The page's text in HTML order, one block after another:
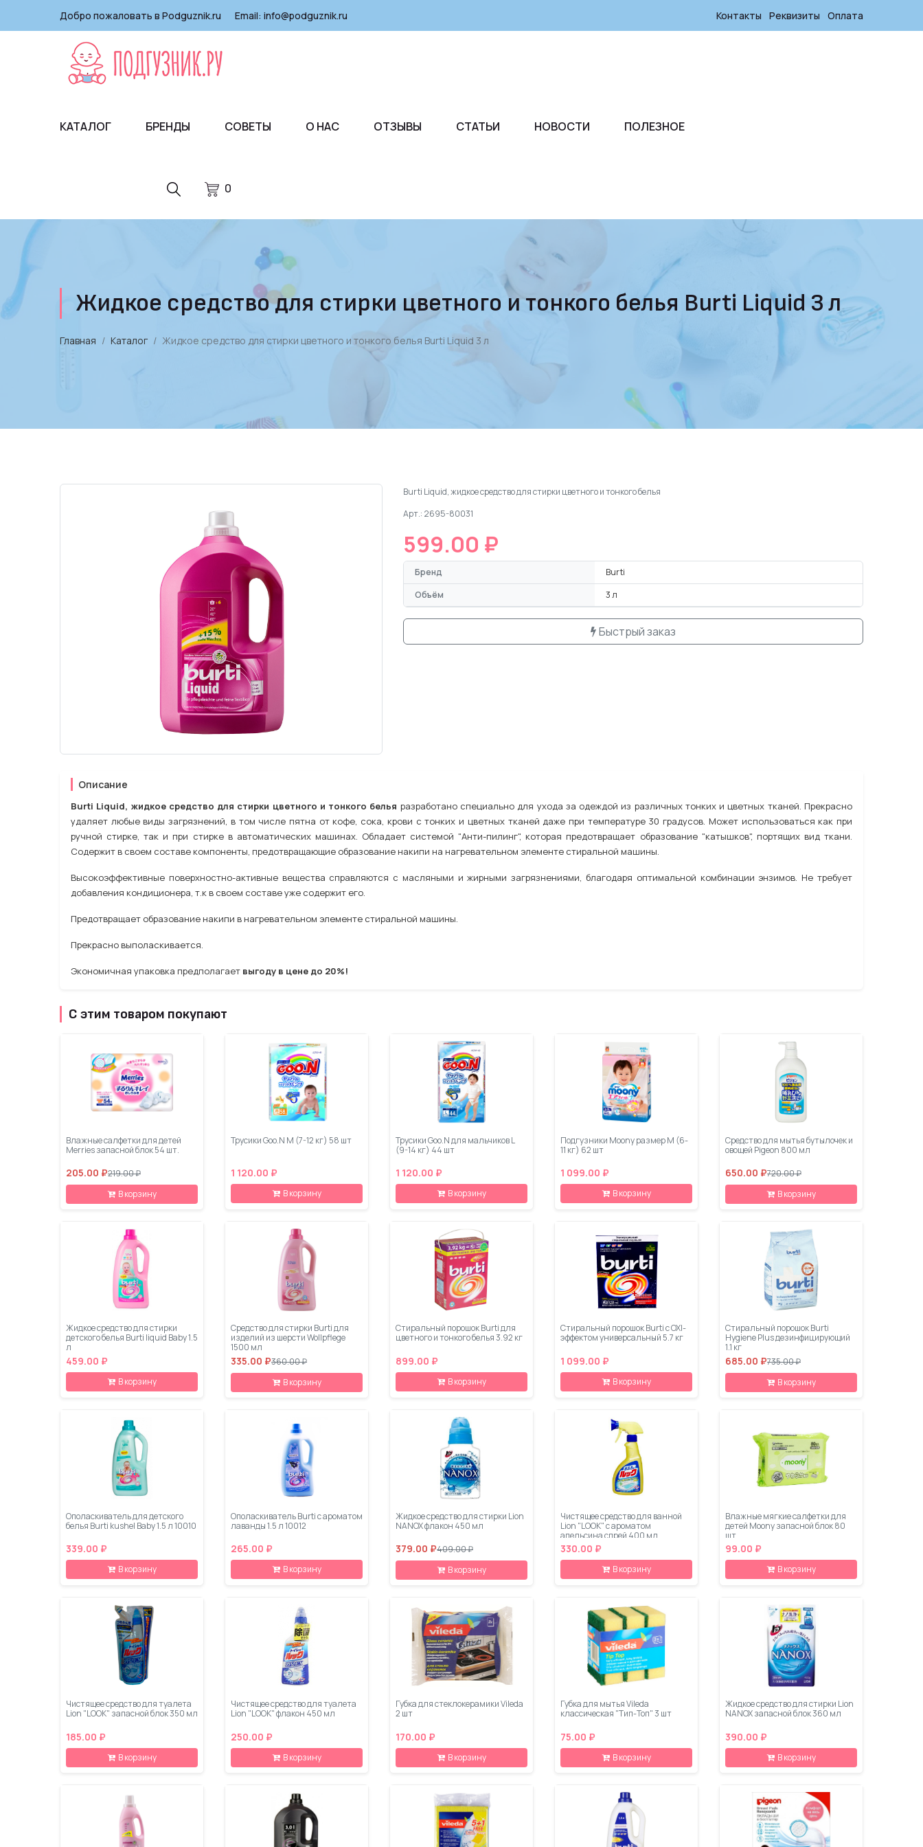
Добро пожаловать в Podguznik.ru Email: info@podguznik.ru Контакты Реквизиты Оплата
0
КАТАЛОГ БРЕНДЫ СОВЕТЫ О НАС ОТЗЫВЫ СТАТЬИ НОВОСТИ ПОЛЕЗНОЕ
Жидкое средство для стирки цветного и тонкого белья Burti Liquid 3 л
Главная Каталог Жидкое средство для стирки цветного и тонкого белья Burti Liquid 3 л
Burti Liquid, жидкое средство для стирки цветного и тонкого белья
Арт.: 2695-80031
599.00 ₽
Бренд
Burti
Объём
3 л
Быстрый заказ
Описание
Burti Liquid, жидкое средство для стирки цветного и тонкого белья разработано специально для ухода за одеждой из различных тонких и цветных тканей. Прекрасно
удаляет любые виды загрязнений, в том числе пятна от кофе, сока, крови с тонких и цветных тканей даже при температуре 30 градусов. Может использоваться как при
ручной стирке, так и при стирке в автоматических машинах. Обладает системой "Анти-пилинг", которая предотвращает образование "катышков", портящих вид ткани.
Содержит в своем составе компоненты, предотвращающие образование накипи на нагревательном элементе стиральной машины.
Высокоэффективные поверхностно-активные вещества справляются с масляными и жирными загрязнениями, благодаря оптимальной комбинации энзимов. Не требует
добавления кондиционера, т.к в своем составе уже содержит его.
Предотвращает образование накипи в нагревательном элементе стиральной машины.
Прекрасно выполаскивается.
Экономичная упаковка предполагает выгоду в цене до 20%!
С этим товаром покупают
Влажные салфетки для детей
Merries запасной блок 54 шт.
205.00 ₽219.00 ₽
В корзину
Трусики Goo.N M (7-12 кг) 58 шт
1 120.00 ₽
В корзину
Трусики Goo.N для мальчиков L
(9-14 кг) 44 шт
1 120.00 ₽
В корзину
Подгузники Moony размер M (6-
11 кг) 62 шт
1 099.00 ₽
В корзину
Средство для мытья бутылочек и
овощей Pigeon 800 мл
650.00 ₽720.00 ₽
В корзину
Жидкое средство для стирки
детского белья Burti liquid Baby 1.5
л
459.00 ₽
В корзину
Средство для стирки Burti для
изделий из шерсти Wollpflege
1500 мл
335.00 ₽360.00 ₽
В корзину
Стиральный порошок Burti для
цветного и тонкого белья 3.92 кг
899.00 ₽
В корзину
Стиральный порошок Burti с OXI-
эффектом универсальный 5.7 кг
1 099.00 ₽
В корзину
Стиральный порошок Burti
Hygiene Plus дезинфицирующий
1.1 кг
685.00 ₽735.00 ₽
В корзину
Ополаскиватель для детского
белья Burti kushel Baby 1.5 л 10010
339.00 ₽
В корзину
Ополаскиватель Burti с ароматом
лаванды 1.5 л 10012
265.00 ₽
В корзину
Жидкое средство для стирки Lion
NANOX флакон 450 мл
379.00 ₽409.00 ₽
В корзину
Чистящее средство для ванной
Lion "LOOK" с ароматом
апельсина спрей 400 мл
330.00 ₽
В корзину
Влажные мягкие салфетки для
детей Moony запасной блок 80
шт
99.00 ₽
В корзину
Чистящее средство для туалета
Lion "LOOK" запасной блок 350 мл
185.00 ₽
В корзину
Чистящее средство для туалета
Lion "LOOK" флакон 450 мл
250.00 ₽
В корзину
Губка для стеклокерамики Vileda
2 шт
170.00 ₽
В корзину
Губка для мытья Vileda
классическая "Тип-Топ" 3 шт
75.00 ₽
В корзину
Жидкое средство для стирки Lion
NANOX запасной блок 360 мл
390.00 ₽
В корзину